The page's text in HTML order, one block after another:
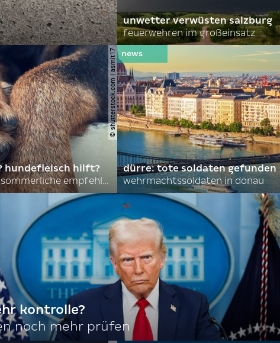
unwetter verwüsten salzburg
feuerwehren im großeinsatz
© shutterstock.com | asmit17
hundefleisch hilft?
nordkoreas sommerliche empfehlungen
dürre: tote soldaten gefunden
wehrmachtssoldaten in donau
kontrolle?
noch mehr prüfen